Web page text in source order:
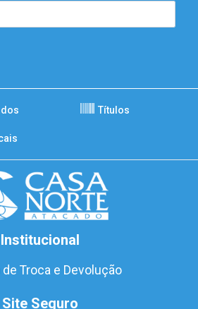
Títulos
Institucional
Troca e Devolução
Site Seguro